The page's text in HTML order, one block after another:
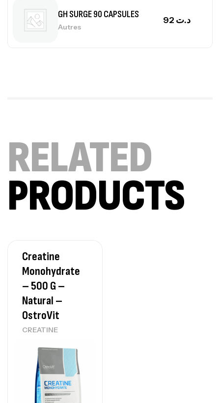
GH SURGE 90 CAPSULES
Autres
د.ت
Autres
د.ت
Omega 3 – 100 Gélules – Scitec Nutrition
Autres
Creatine (CreapureⓇ) – 500g –
7Nutrition
د.ت260
GH SURGE 90 CAPSULES
RELATED
PRODUCTS
Creatine
Monohydrate
– 500 G –
Natural –
OstroVit
CREATINE